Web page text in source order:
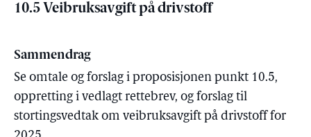
10.5 Veibruksavgift på drivstoff
Sammendrag
Se omtale og forslag i proposisjonen punkt 10.5,
oppretting i vedlagt rettebrev, og forslag til
stortingsvedtak om veibruksavgift på drivstoff for